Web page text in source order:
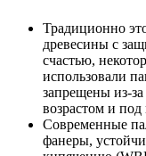
Традиционно
древесины с
счастью,
использовали
запрещены из-
возрастом и под
Современные
фанеры,